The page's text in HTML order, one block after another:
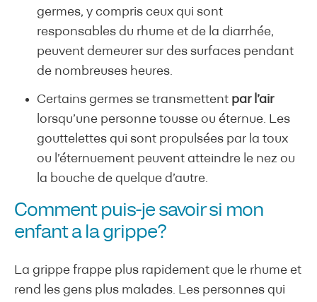
germes, y compris ceux qui sont
responsables du rhume et de la diarrhée,
peuvent demeurer sur des surfaces pendant
de nombreuses heures.
Certains germes se transmettent par l’air
lorsqu’une personne tousse ou éternue. Les
gouttelettes qui sont propulsées par la toux
ou l’éternuement peuvent atteindre le nez ou
la bouche de quelque d’autre.
Comment puis-je savoir si mon
enfant a la grippe?
La grippe frappe plus rapidement que le rhume et
rend les gens plus malades. Les personnes qui